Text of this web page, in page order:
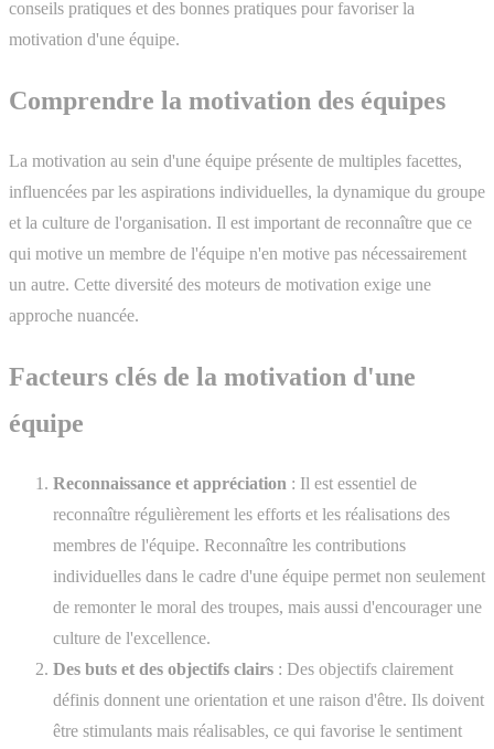
conseils pratiques et des bonnes pratiques pour favoriser la
motivation d'une équipe.
Comprendre la motivation des équipes
La motivation au sein d'une équipe présente de multiples facettes,
influencées par les aspirations individuelles, la dynamique du groupe
et la culture de l'organisation. Il est important de reconnaître que ce
qui motive un membre de l'équipe n'en motive pas nécessairement
un autre. Cette diversité des moteurs de motivation exige une
approche nuancée.
Facteurs clés de la motivation d'une
équipe
Reconnaissance et appréciation : Il est essentiel de
reconnaître régulièrement les efforts et les réalisations des
membres de l'équipe. Reconnaître les contributions
individuelles dans le cadre d'une équipe permet non seulement
de remonter le moral des troupes, mais aussi d'encourager une
culture de l'excellence.
Des buts et des objectifs clairs : Des objectifs clairement
définis donnent une orientation et une raison d'être. Ils doivent
être stimulants mais réalisables, ce qui favorise le sentiment